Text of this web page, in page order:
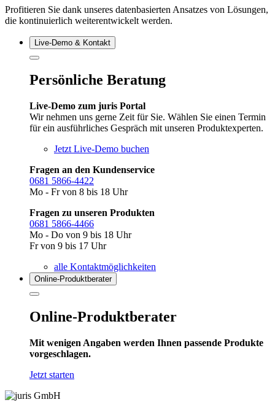
Profitieren Sie dank unseres datenbasierten Ansatzes von Lösungen,
die kontinuierlich weiterentwickelt werden.
Live‑Demo & Kontakt
Persönliche Beratung
Live-Demo zum juris Portal
Wir nehmen uns gerne Zeit für Sie. Wählen Sie einen Termin
für ein ausführliches Gespräch mit unseren Produktexperten.
Jetzt Live-Demo buchen
Fragen an den Kundenservice
0681 5866-4422
Mo - Fr von 8 bis 18 Uhr
Fragen zu unseren Produkten
0681 5866-4466
Mo - Do von 9 bis 18 Uhr
Fr von 9 bis 17 Uhr
alle Kontaktmöglichkeiten
Online-Produkt­berater
Online-Produktberater
Mit wenigen Angaben werden Ihnen passende Produkte
vorgeschlagen.
Jetzt starten